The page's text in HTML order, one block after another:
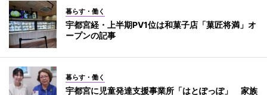
暮らす・働く
宇都宮経・上半期PV1位は和菓子店「菓匠将満」オ
ープンの記事
暮らす・働く
宇都宮に児童発達支援事業所「はとぽっぽ」 家族